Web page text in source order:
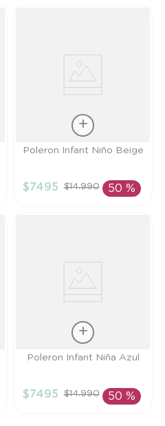
Talla
AÑADIR AL
Poleron Infant Niño Beige
$7495 $14.990 50 %
Talla
AÑADIR AL
Poleron Infant Niña Azul
$7495 $14.990 50 %